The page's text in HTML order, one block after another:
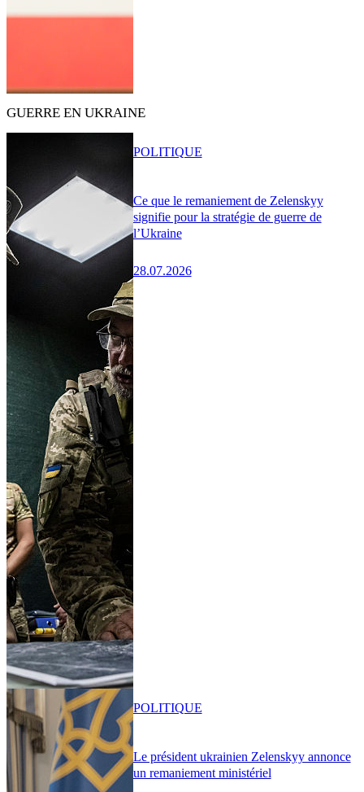
GUERRE EN UKRAINE
Ce que le remaniement de Zelenskyy
signifie pour la stratégie de guerre de
l’Ukraine
28.07.2026
POLITIQUE
Le président ukrainien Zelenskyy annonce
un remaniement ministériel
POLITIQUE